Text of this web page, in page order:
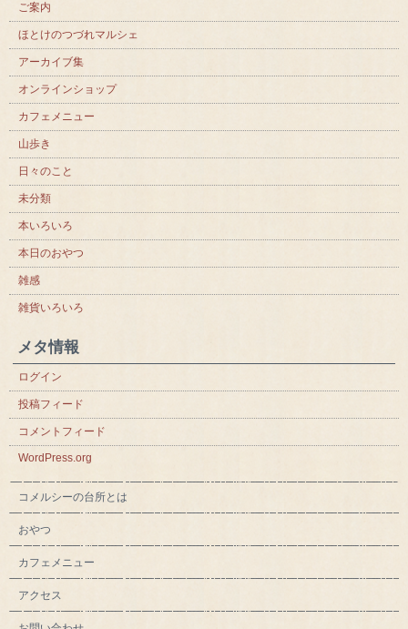
ご案内
ほとけのつづれマルシェ
アーカイブ集
オンラインショップ
カフェメニュー
山歩き
日々のこと
未分類
本いろいろ
本日のおやつ
雑感
雑貨いろいろ
メタ情報
ログイン
投稿フィード
コメントフィード
WordPress.org
コメルシーの台所とは
おやつ
カフェメニュー
アクセス